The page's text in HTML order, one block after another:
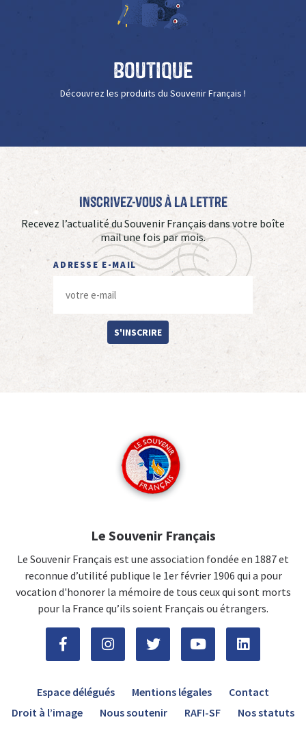
Boutique
Découvrez les produits du Souvenir Français !
Inscrivez-vous à La Lettre
Recevez l’actualité du Souvenir Français dans votre boîte
mail une fois par mois.
ADRESSE E-MAIL
S'INSCRIRE
Le Souvenir Français
Le Souvenir Français est une association fondée en 1887 et
reconnue d’utilité publique le 1er février 1906 qui a pour
vocation d'honorer la mémoire de tous ceux qui sont morts
pour la France qu’ils soient Français ou étrangers.
Espace délégués Mentions légales
Contact
Droit à l’image
Nous soutenir RAFI-SF Nos statuts